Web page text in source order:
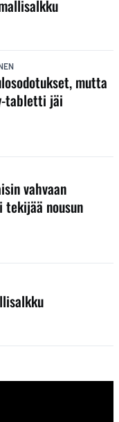
mutta
tabletti jäi
vahvaan
nousun